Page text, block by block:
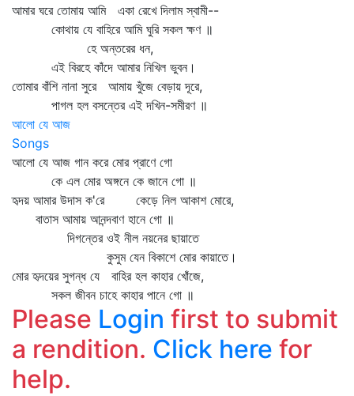
আমার ঘরে তোমায় আমি একা রেখে দিলাম স্বামী--
কোথায় যে বাহিরে আমি ঘুরি সকল ক্ষণ ॥
হে অন্তরের ধন,
এই বিরহে কাঁদে আমার নিখিল ভুবন।
তোমার বাঁশি নানা সুরে আমায় খুঁজে বেড়ায় দূরে,
পাগল হল বসন্তের এই দখিন-সমীরণ ॥
আলো যে আজ
Songs
আলো যে আজ গান করে মোর প্রাণে গো
কে এল মোর অঙ্গনে কে জানে গো ॥
হৃদয় আমার উদাস ক'রে কেড়ে নিল আকাশ মোরে,
বাতাস আমায় আনন্দবাণ হানে গো ॥
দিগন্তের ওই নীল নয়নের ছায়াতে
কুসুম যেন বিকাশে মোর কায়াতে।
মোর হৃদয়ের সুগন্ধ যে বাহির হল কাহার খোঁজে,
সকল জীবন চাহে কাহার পানে গো ॥
Please Login first to submit
a rendition. Click here for
help.